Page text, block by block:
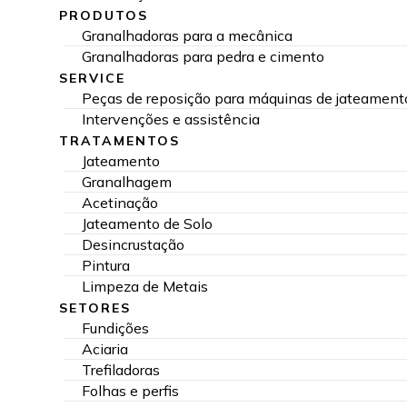
PRODUTOS
Granalhadoras para a mecânica
Granalhadoras para pedra e cimento
SERVICE
Peças de reposição para máquinas de
Intervenções e assistência
TRATAMENTOS
Jateamento
Granalhagem
Acetinação
Jateamento de Solo
Desincrustação
Pintura
Limpeza de Metais
SETORES
Fundições
Aciaria
Trefiladoras
Folhas e perfis